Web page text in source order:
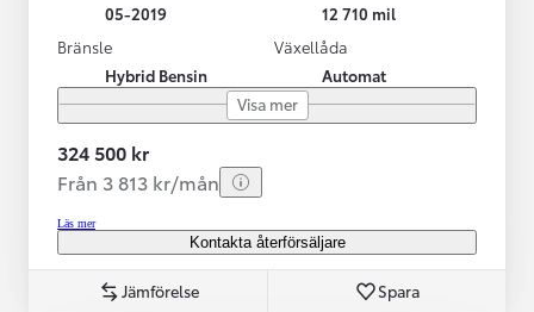
05-2019
12 710 mil
Bränsle
Hybrid Bensin
Växellåda
Automat
Visa mer
324 500 kr
Från 3 813 kr/mån
Läs mer
Kontakta återförsäljare
Jämförelse Spara